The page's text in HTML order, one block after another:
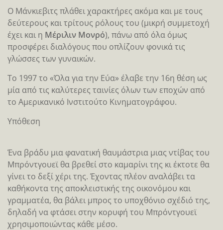
Ο Μάνκιεβιτς πλάθει χαρακτήρες ακόμα και με τους
δεύτερους και τρίτους ρόλους του (μικρή συμμετοχή
έχει και η Μέριλιν Μονρό), πάνω από όλα όμως
προσφέρει διαλόγους που οπλίζουν φονικά τις
γλώσσες των γυναικών.
Το 1997 το «Όλα για την Εύα» έλαβε την 16η θέση ως
μία από τις καλύτερες ταινίες όλων των εποχών από
το Αμερικανικό Ινστιτούτο Κινηματογράφου.
Υπόθεση
Ένα βράδυ μια φανατική θαυμάστρια μιας ντίβας του
Μπρόντγουεϊ θα βρεθεί στο καμαρίνι της κι έκτοτε θα
γίνει το δεξί χέρι της. Έχοντας πλέον αναλάβει τα
καθήκοντα της αποκλειστικής της οικονόμου και
γραμματέα, θα βάλει μπρος το υποχθόνιο σχέδιό της,
δηλαδή να φτάσει στην κορυφή του Μπρόντγουεϊ
χρησιμοποιώντας κάθε μέσο.